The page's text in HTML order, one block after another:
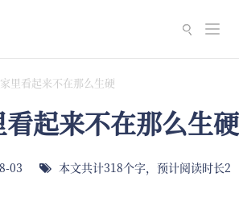
切
换
里看起来不在那么生硬
起来不在那么生硬
03
本文共计318个字，预计阅读时长2